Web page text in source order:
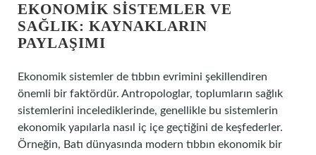
EKONOMIK SISTEMLER VE
SAĞLIK: KAYNAKLARIN
PAYLAŞIMI
Ekonomik sistemler de tıbbın evrimini şekillendiren
önemli bir faktördür. Antropologlar, toplumların sağlık
sistemlerini incelediklerinde, genellikle bu sistemlerin
ekonomik yapılarla nasıl iç içe geçtiğini de keşfederler.
Örneğin, Batı dünyasında modern tıbbın ekonomik bir